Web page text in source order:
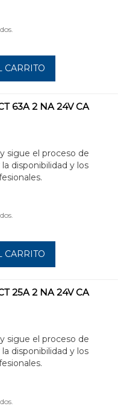
CARRITO
63A 2 NA 24V CA
sigue el proceso de
disponibilidad y los
CARRITO
25A 2 NA 24V CA
sigue el proceso de
disponibilidad y los